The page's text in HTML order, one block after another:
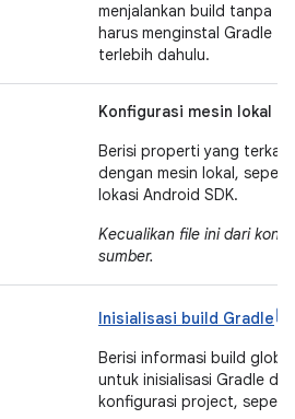
menjalankan build tanpa
harus menginstal Gradle
terlebih dahulu.
Konfigurasi mesin lokal
Berisi properti yang terkait
dengan mesin lokal, seperti
lokasi Android SDK.
Kecualikan file ini dari
sumber.
Inisialisasi build Gradle
Berisi informasi build global
untuk inisialisasi Gradle dan
konfigurasi project, seperti